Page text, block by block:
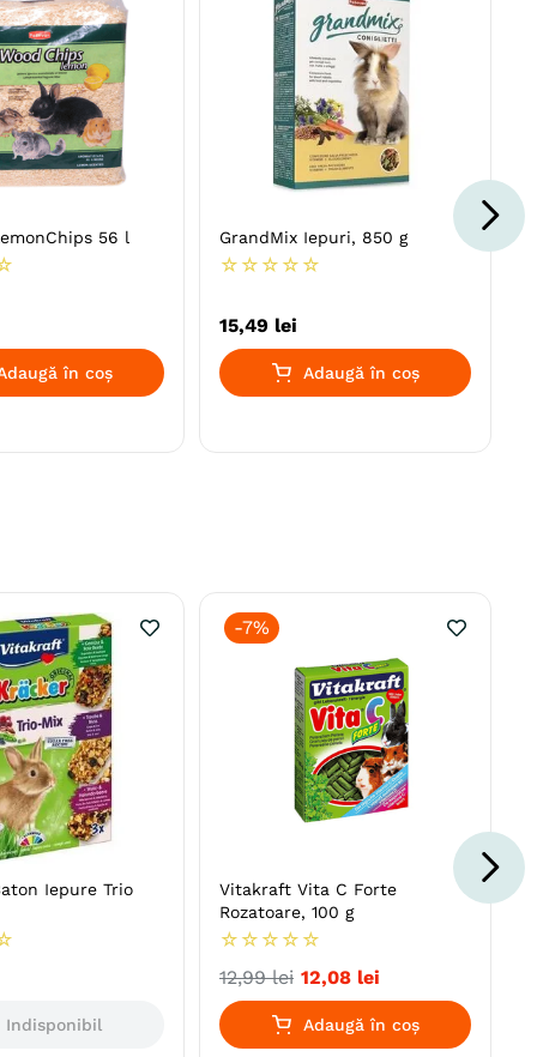
56 l
în coș
GrandMix Iepuri, 850 g
☆ ☆ ☆ ☆ ☆
15,49 lei
Adaugă în coș
Iepure Trio
Indisponibil
-7%
Vitakraft Vita C Forte
Rozatoare, 100 g
☆ ☆ ☆ ☆ ☆
12,99 lei 12,08 lei
Adaugă în coș